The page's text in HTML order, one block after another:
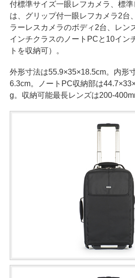
付標準サイズ一眼レフカメラ、標
は、グリップ付一眼レフカメラ2台
ラーレスカメラのボディ2台、レン
インチクラスのノートPCと10イン
トを収納可）。
外形寸法は55.9×35×18.5cm。内形
6.3cm。ノートPC収納部は
g。収納可能最長レンズは200-